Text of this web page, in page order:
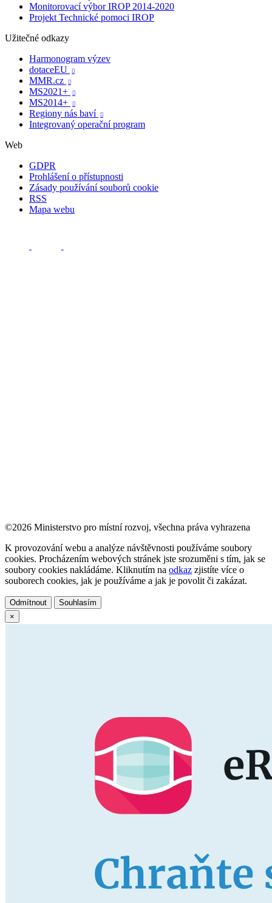
Monitorovací výbor IROP 2014-2020
Projekt Technické pomoci IROP
Užitečné odkazy
Harmonogram výzev
dotaceEU

MMR.cz 
MS2021+ 
MS2014+ 
Regiony nás baví 
Integrovaný operační program
Web
GDPR
Prohlášení o přístupnosti
Zásady používání souborů cookie
RSS
Mapa webu
©2026 Ministerstvo pro místní rozvoj, všechna práva vyhrazena
K provozování webu a analýze návštěvnosti používáme soubory
cookies. Procházením webových stránek jste srozuměni s tím, jak se
soubory cookies nakládáme. Kliknutím na odkaz zjistíte více o
souborech cookies, jak je používáme a jak je povolit či zakázat.
Odmítnout
Souhlasím
×